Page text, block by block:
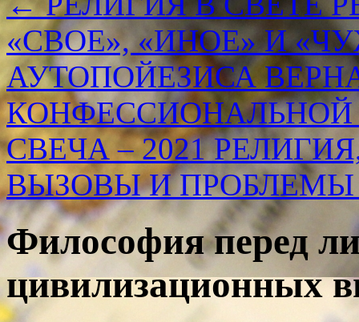
«СВОЕ», «ИНОЕ» И
АУТОПОЙЕЗИСА
КОНФЕССИОНАЛЬНОЙ
СВЕЧА – 2021
ВЫЗОВЫ И
Философия перед
цивилизационных